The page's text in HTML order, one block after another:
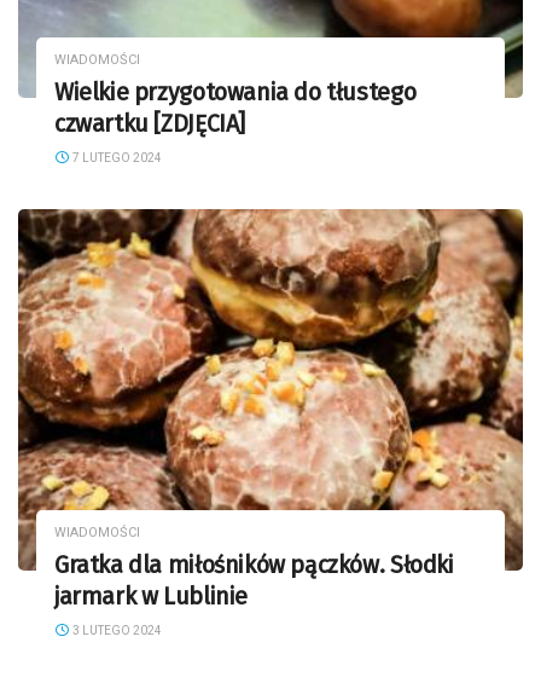
WIADOMOŚCI
Wielkie przygotowania do tłustego
czwartku [ZDJĘCIA]
7 LUTEGO 2024
WIADOMOŚCI
Gratka dla miłośników pączków. Słodki
jarmark w Lublinie
3 LUTEGO 2024